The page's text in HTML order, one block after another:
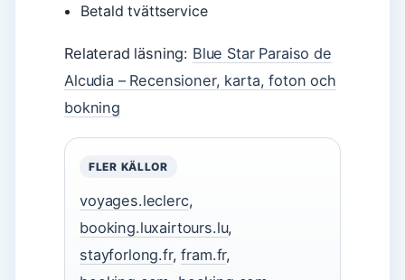
Betald tvättservice
Relaterad läsning: Blue Star Paraiso de
Alcudia – Recensioner, karta, foton och
bokning
FLER KÄLLOR
voyages.leclerc,
booking.luxairtours.lu,
stayforlong.fr,fram.fr,